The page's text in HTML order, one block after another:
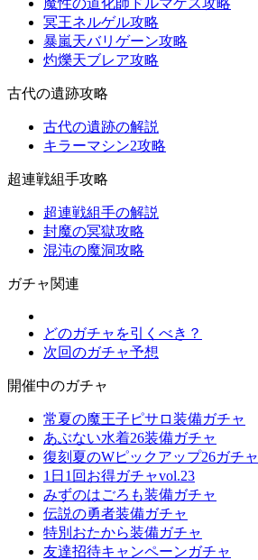
魔性の道化師ドルマゲス攻略
冥王ネルゲル攻略
暴嵐天バリゲーン攻略
灼爍天ブレア攻略
古代の遺跡攻略
古代の遺跡の解説
キラーマシン2攻略
超連戦組手攻略
超連戦組手の解説
封魔の冥獄攻略
混沌の魔洞攻略
ガチャ関連
どのガチャを引くべき？
次回のガチャ予想
開催中のガチャ
常夏の魔王子ピサロ装備ガチャ
あぶない水着26装備ガチャ
復刻夏のWピックアップ26ガチャ
1日1回お得ガチャvol.23
みずのはごろも装備ガチャ
伝説の勇者装備ガチャ
特別おたから装備ガチャ
友達招待キャンペーンガチャ